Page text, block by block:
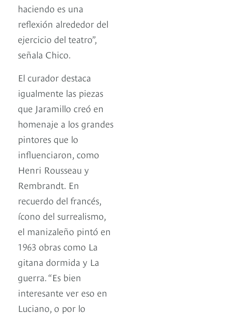
haciendo es una
reflexión alrededor del
ejercicio del teatro”,
señala Chico.
El curador destaca
igualmente las piezas
que Jaramillo creó en
homenaje a los grandes
pintores que lo
influenciaron, como
Henri Rousseau y
Rembrandt. En
recuerdo del francés,
ícono del surrealismo,
el manizaleño pintó en
1963 obras como La
gitana dormida y La
guerra. “Es bien
interesante ver eso en
Luciano, o por lo